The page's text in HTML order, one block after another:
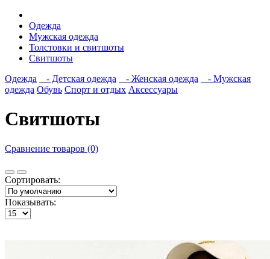
Одежда
Мужская одежда
Толстовки и свитшоты
Свитшоты
Одежда
- Детская одежда - Женская одежда
- Мужская
одежда Обувь Спорт и отдых Аксессуары
Свитшоты
Сравнение товаров (0)
Сортировать:
Показывать: